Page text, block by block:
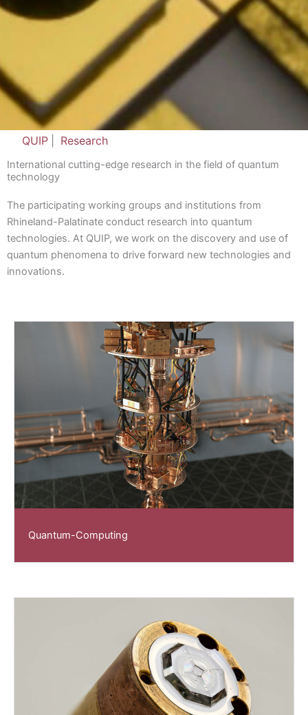
QUIP Research
International cutting-edge research in the field of quantum
technology
The participating working groups and institutions from
Rhineland-Palatinate conduct research into quantum
technologies. At QUIP, we work on the discovery and use of
quantum phenomena to drive forward new technologies and
innovations.
Quantum-Computing